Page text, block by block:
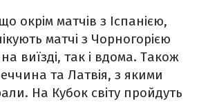
окрім матчів з Іспанією,
матчі з Чорногорією
виїзді, так і вдома. Також
та Латвія, з якими
На Кубок світу пройдуть